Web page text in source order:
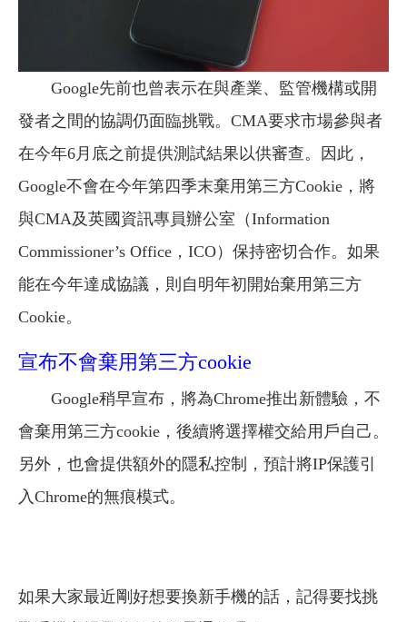
Google先前也曾表示在與產業、監管機構或開
發者之間的協調仍面臨挑戰。CMA要求市場參與者
在今年6月底之前提供測試結果以供審查。因此，
Google不會在今年第四季末棄用第三方Cookie，將
與CMA及英國資訊專員辦公室（Information
Commissioner’s Office，ICO）保持密切合作。如果
能在今年達成協議，則自明年初開始棄用第三方
Cookie。
宣布不會棄用第三方cookie
Google稍早宣布，將為Chrome推出新體驗，不
會棄用第三方cookie，後續將選擇權交給用戶自己。
另外，也會提供額外的隱私控制，預計將IP保護引
入Chrome的無痕模式。
如果大家最近剛好想要換新手機的話，記得要找挑